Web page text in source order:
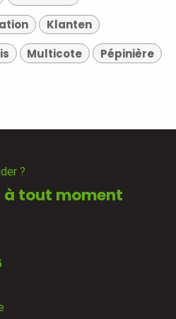
Klanten
Multicote Pépinière
?
tout moment